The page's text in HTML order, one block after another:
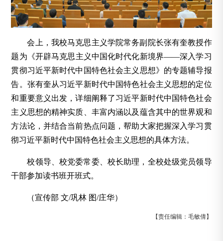
会上，我校马克思主义学院常务副院长张有奎教授作
题为《开辟马克思主义中国化时代化新境界——深入学习
贯彻习近平新时代中国特色社会主义思想》的专题辅导报
告。张有奎从习近平新时代中国特色社会主义思想的定位
和重要意义出发，详细阐释了习近平新时代中国特色社会
主义思想的精神实质、丰富内涵以及蕴含其中的世界观和
方法论，并结合当前热点问题，帮助大家把握深入学习贯
彻习近平新时代中国特色社会主义思想的具体方法。
校领导、校党委常委、校长助理，全校处级党员领导
干部参加读书班开班式。
（宣传部 文/巩林 图/庄华）
【责任编辑：毛敏倩】